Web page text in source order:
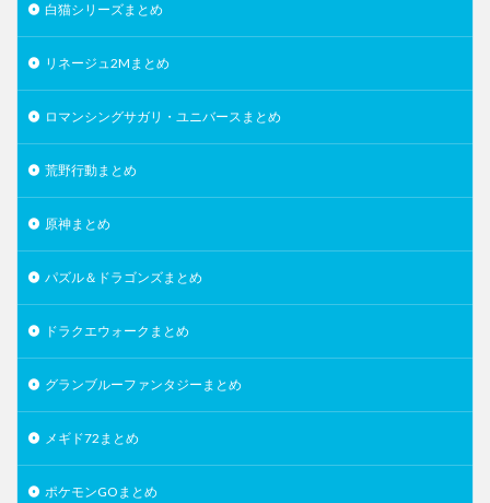
白猫シリーズまとめ
リネージュ2Mまとめ
ロマンシングサガリ・ユニバースまとめ
荒野行動まとめ
原神まとめ
パズル＆ドラゴンズまとめ
ドラクエウォークまとめ
グランブルーファンタジーまとめ
メギド72まとめ
ポケモンGOまとめ